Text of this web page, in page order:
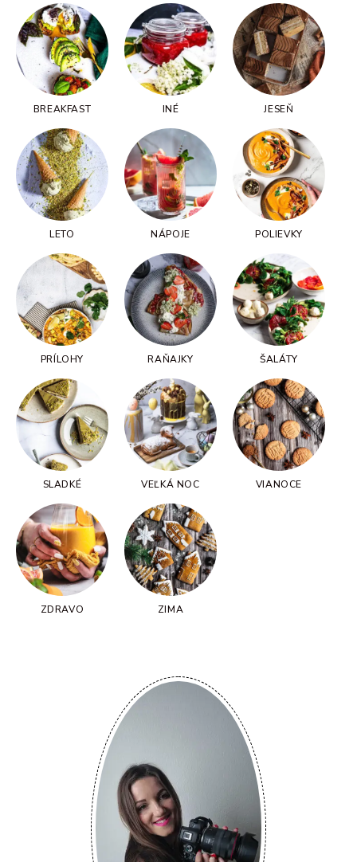
BREAKFAST INÉ JESEŇ
LETO NÁPOJE POLIEVKY
PRÍLOHY RAŇAJKY ŠALÁTY
SLADKÉ VEĽKÁ NOC VIANOCE
ZDRAVO ZIMA